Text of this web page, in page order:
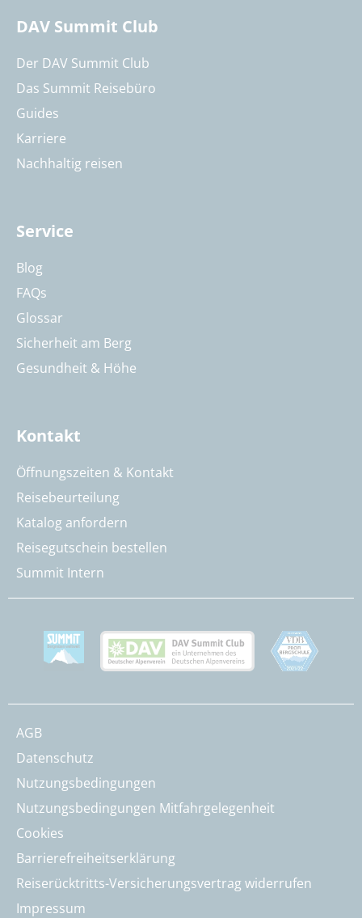
DAV Summit Club
Der DAV Summit Club
Das Summit Reisebüro
Guides
Karriere
Nachhaltig reisen
Service
Blog
FAQs
Glossar
Sicherheit am Berg
Gesundheit & Höhe
Kontakt
Öffnungszeiten & Kontakt
Reisebeurteilung
Katalog anfordern
Reisegutschein bestellen
Summit Intern
AGB
Datenschutz
Nutzungsbedingungen
Nutzungsbedingungen Mitfahrgelegenheit
Cookies
Barrierefreiheitserklärung
Reiserücktritts-Versicherungsvertrag widerrufen
Impressum